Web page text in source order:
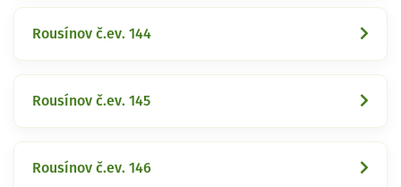
Rousínov č.ev. 144
Rousínov č.ev. 145
Rousínov č.ev. 146